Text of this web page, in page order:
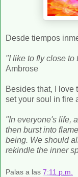
Desde tiempos
"I like to fly close to
Ambrose
Besides that, I love
set your soul in fire
"In everyone's life,
then burst into
being. We should
rekindle the inner
Palas a las 7:11 p.m.